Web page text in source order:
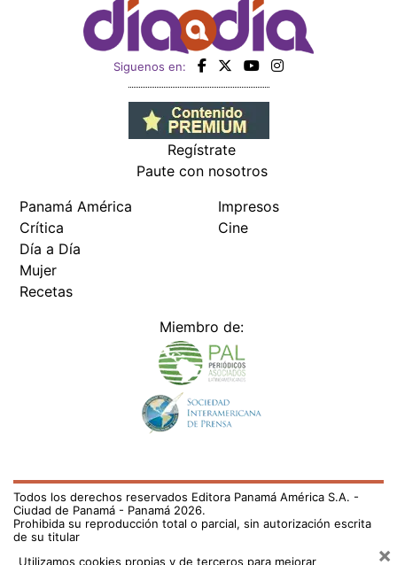
Siguenos en:
Regístrate
Paute con nosotros
Panamá América
Crítica
Día a Día
Mujer
Recetas
Impresos
Cine
Miembro de:
Todos los derechos reservados Editora Panamá América S.A. -
Ciudad de Panamá - Panamá 2026.
Prohibida su reproducción total o parcial, sin autorización escrita
de su titular
Utilizamos cookies propias y de terceros para mejorar
×